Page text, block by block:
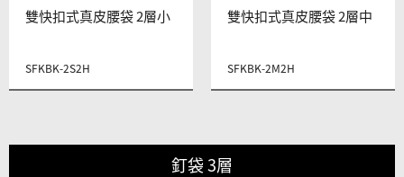
雙快扣式真皮腰袋 2層小
SFKBK-2S2H
雙快扣式真皮腰袋 2層中
SFKBK-2M2H
釘袋 3層